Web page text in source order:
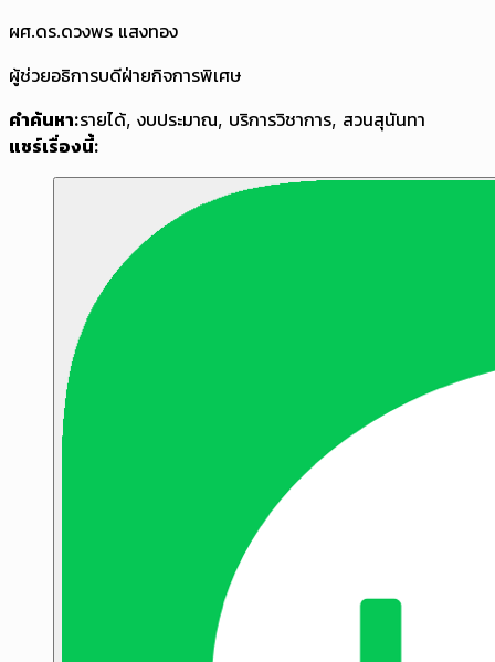
ผศ.ดร.ดวงพร แสงทอง
ผู้ช่วยอธิการบดีฝ่ายกิจการพิเศษ
คำค้นหา:รายได้, งบประมาณ, บริการวิชาการ, สวนสุนันทา
แชร์เรื่องนี้: